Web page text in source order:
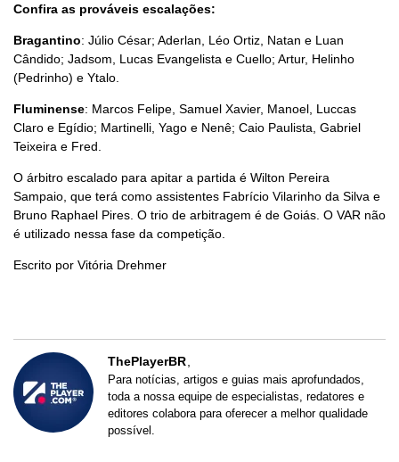
Confira as prováveis escalações:
Bragantino: Júlio César; Aderlan, Léo Ortiz, Natan e Luan
Cândido; Jadsom, Lucas Evangelista e Cuello; Artur, Helinho
(Pedrinho) e Ytalo.
Fluminense: Marcos Felipe, Samuel Xavier, Manoel, Luccas
Claro e Egídio; Martinelli, Yago e Nenê; Caio Paulista, Gabriel
Teixeira e Fred.
O árbitro escalado para apitar a partida é Wilton Pereira
Sampaio, que terá como assistentes Fabrício Vilarinho da Silva e
Bruno Raphael Pires. O trio de arbitragem é de Goiás. O VAR não
é utilizado nessa fase da competição.
Escrito por Vitória Drehmer
ThePlayerBR
Para notícias, artigos e guias mais aprofundados,
toda a nossa equipe de especialistas, redatores e
editores colabora para oferecer a melhor qualidade
possível.